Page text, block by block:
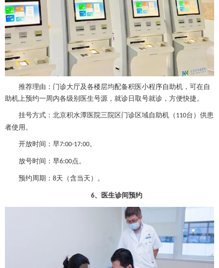
推荐理由：门诊大厅及各楼层均配备积医小程序自助机，可在自
助机上预约一周内各级别医生号源，就诊日取号就诊，方便快捷。
挂号方式：北京积水潭医院三院区门诊区域自助机（ 110台）供患
者使用。
开放时间：早7:00-17:00。
放号时间：早6:00点。
预约周期： 8天（含当天）。
6、 医生诊间预约